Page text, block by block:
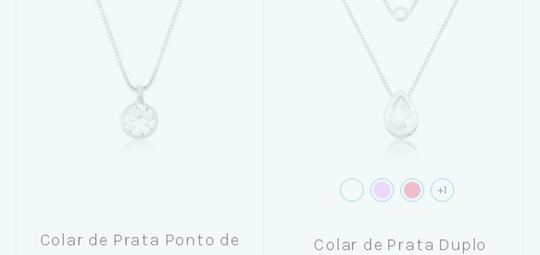
Colar de Prata Ponto de
+1
Colar de Prata Duplo